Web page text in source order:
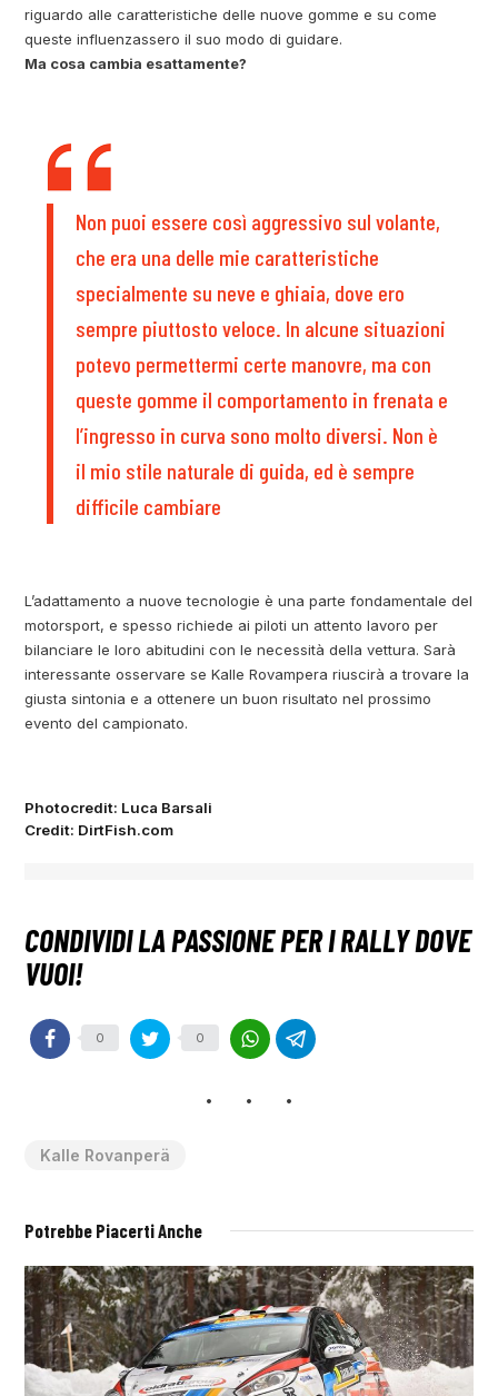
riguardo alle caratteristiche delle nuove gomme e su come
queste influenzassero il suo modo di guidare.
Ma cosa cambia esattamente?
Non puoi essere così aggressivo sul volante,
che era una delle mie caratteristiche
specialmente su neve e ghiaia, dove ero
sempre piuttosto veloce. In alcune situazioni
potevo permettermi certe manovre, ma con
queste gomme il comportamento in frenata e
l’ingresso in curva sono molto diversi. Non è
il mio stile naturale di guida, ed è sempre
difficile cambiare
L’adattamento a nuove tecnologie è una parte fondamentale del
motorsport, e spesso richiede ai piloti un attento lavoro per
bilanciare le loro abitudini con le necessità della vettura. Sarà
interessante osservare se Kalle Rovampera riuscirà a trovare la
giusta sintonia e a ottenere un buon risultato nel prossimo
evento del campionato.
Photocredit: Luca Barsali
Credit: DirtFish.com
0 0
Kalle Rovanperä
Potrebbe Piacerti Anche